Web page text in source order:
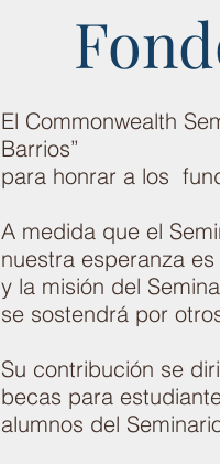
El Commonwealth
Barrios”
para honrar a los
A medida que el
nuestra esperanza
y la misión del
se sostendrá por
Su contribución se
becas para
alumnos del